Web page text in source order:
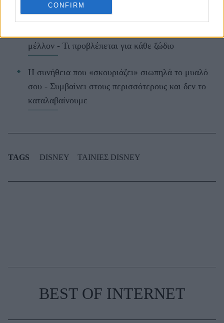
CONFIRM
μέλλον - Τι προβλέπεται για κάθε ζώδιο
Η συνήθεια που «σκουριάζει» σιωπηλά το μυαλό
σου - Συμβαίνει στους περισσότερους και δεν το
καταλαβαίνουμε
TAGS DISNEY ΤΑΙΝΙΕΣ DISNEY
BEST OF INTERNET